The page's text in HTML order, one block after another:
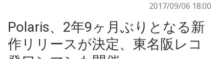
2017/09/06 18:00
Polaris、2年9ヶ月ぶりとなる新
作リリースが決定、東名阪レコ